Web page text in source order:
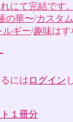
にて完結で
の華〜/カスタ
ルギー/趣味はす
には ログイン
１冊分